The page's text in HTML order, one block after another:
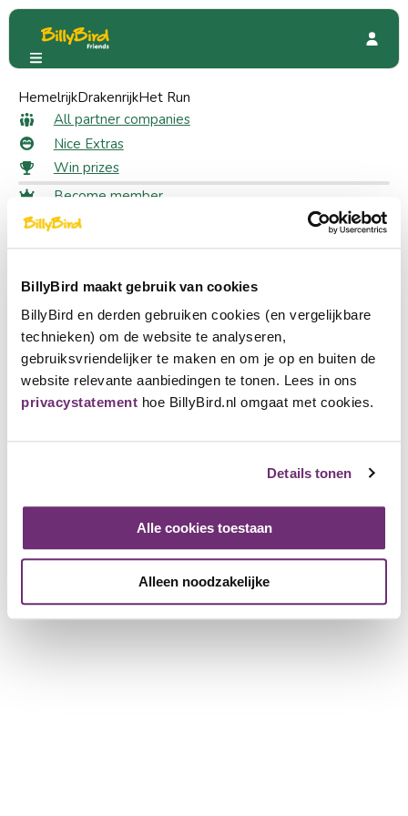
BillyBird maakt gebruik van cookies
BillyBird en derden gebruiken cookies (en vergelijkbare
technieken) om de website te analyseren,
gebruiksvriendelijker te maken en om je op en buiten de
website relevante aanbiedingen te tonen. Lees in ons
privacystatement hoe BillyBird.nl omgaat met cookies.
Details tonen
Alle cookies toestaan
Alleen noodzakelijke
HemelrijkDrakenrijkHet Run
All partner companies
Nice Extras
Win prizes
Become member
Login
Choose a language
Nederlands
English
Deutsch
Become partner
Familierestaurant Fabula
20 likes
Familierestaurant Fabula
Free Rocket ice cream
Quickly to
All partner companies
Nice Extras
Win prizes
Operation of beach baths
For partner companies